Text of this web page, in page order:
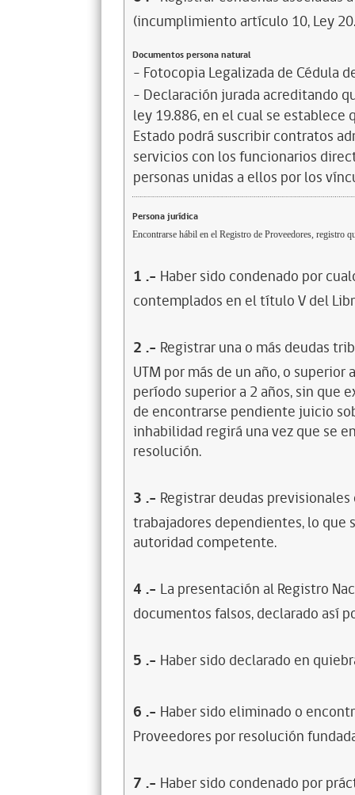
(incumplimiento artículo 10, Ley
Documentos persona natural
- Fotocopia Legalizada de Cédula
- Declaración jurada acreditando
ley 19.886, en el cual se
Estado podrá suscribir contratos
servicios con los funcionarios
personas unidas a ellos por los
Persona jurídica
Encontrarse hábil en el Registro de Proveedores, registro
1 .- Haber sido condenado por
contemplados en el título V del
2 .- Registrar una o más deudas
UTM por más de un año, o
período superior a 2 años, sin que
de encontrarse pendiente juicio
inhabilidad regirá una vez que se
resolución.
3 .- Registrar deudas
trabajadores dependientes, lo
autoridad competente.
4 .- La presentación al Registro
documentos falsos, declarado así
5 .- Haber sido declarado en
6 .- Haber sido eliminado o
Proveedores por resolución
7 .- Haber sido condenado por